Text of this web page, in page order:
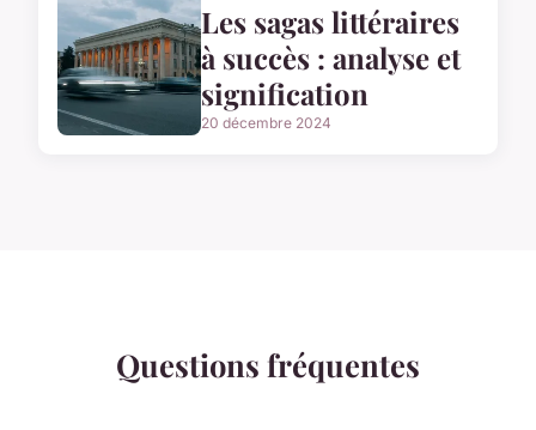
Les sagas littéraires
à succès : analyse et
signification
20 décembre 2024
Questions fréquentes